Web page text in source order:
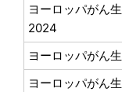
ヨーロッパがん
2024
ヨーロッパがん
ヨーロッパがん